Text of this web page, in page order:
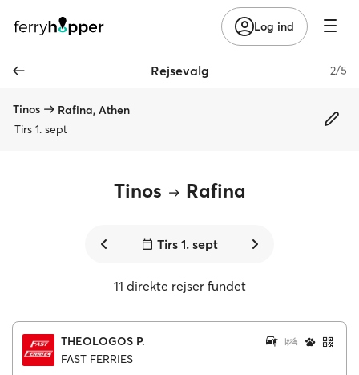
Log ind
Rejsevalg 2/5
Tinos
Rafina, Athen
Tirs 1. sept
Tinos Rafina
Tirs 1. sept
11 direkte rejser fundet
THEOLOGOS P.
FAST FERRIES